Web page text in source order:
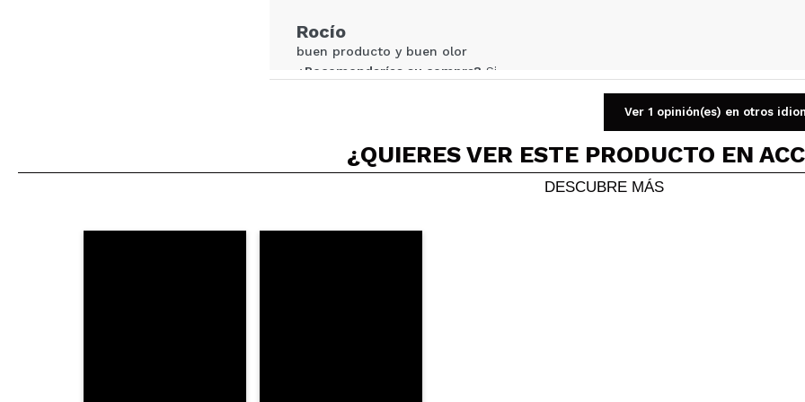
Rocío
buen producto y buen olor
¿Recomendarías su compra? Si
MONICA
Es flojito.. No fija mucho pero deja el pelo suave asique..bien!
Ver 1 opinión(es) en otros
¿QUIERES VER ESTE PRODUCTO EN
DESCUBRE MÁS